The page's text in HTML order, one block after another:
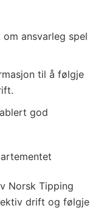
ansvarleg spel
til å følgje
god
Norsk Tipping
drift og følgje